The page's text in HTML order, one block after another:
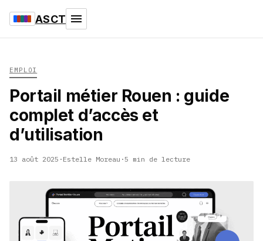
ASCT
EMPLOI
Portail métier Rouen : guide
complet d’accès et
d’utilisation
13 août 2025 · Estelle Moreau ·5 min de lecture